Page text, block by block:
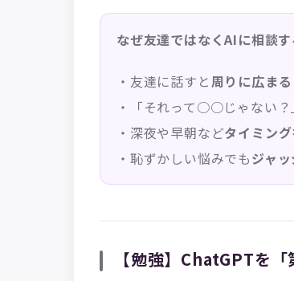
なぜ友達ではなくAIに相談す
・友達に話すと 周りに広ま
・「それって○○じゃない？
・深夜や早朝などタイミン
・恥ずかしい悩みでもジャ
【勉強】ChatGPTを